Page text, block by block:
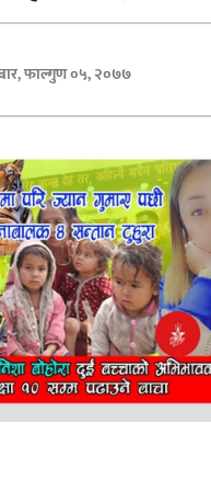
फाल्गुण ०५, २०७७